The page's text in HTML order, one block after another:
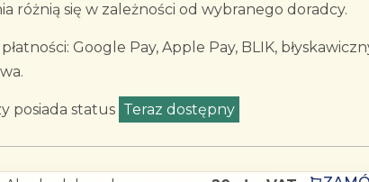
różnią się w zależności od wybranego doradcy.
Google Pay, Apple Pay, BLIK,
posiada status Teraz dostępny